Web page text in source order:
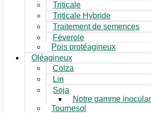
Triticale
Triticale Hybride
Traitement de semences
Féverole
Pois protéagineux
Oléagineux
Colza
Lin
Soja
Notre gamme
Tournesol